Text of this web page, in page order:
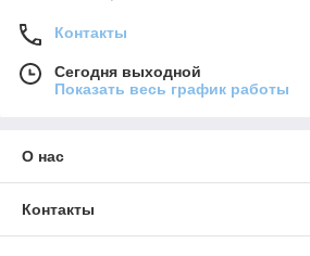
Контакты
Сегодня выходной
Показать весь график работы
О нас
Контакты